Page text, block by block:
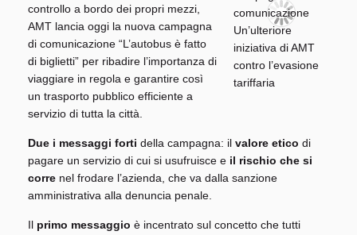
controllo a bordo dei propri mezzi,
AMT lancia oggi la nuova campagna
di comunicazione “L’autobus è fatto
di biglietti” per ribadire l’importanza di
viaggiare in regola e garantire così
un trasporto pubblico efficiente a
servizio di tutta la città.
Due i messaggi forti della campagna: il valore etico di
pagare un servizio di cui si usufruisce e il rischio che si
corre nel frodare l’azienda, che va dalla sanzione
amministrativa alla denuncia penale.
Il primo messaggio è incentrato sul concetto che tutti